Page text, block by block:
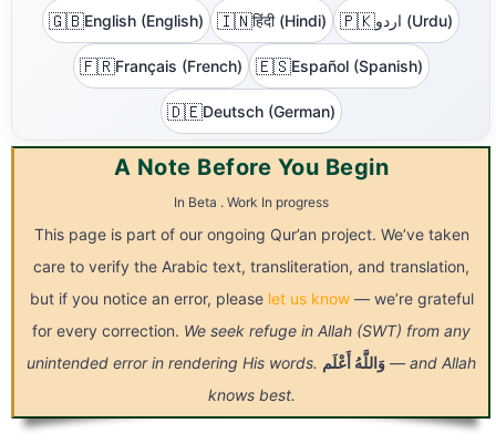
🇬🇧English (English) 🇮🇳हिंदी (Hindi) 🇵🇰 اردو (Urdu)
🇫🇷Français (French) 🇪🇸Español (Spanish)
🇩🇪Deutsch (German)
A Note Before You Begin
In Beta . Work In progress
This page is part of our ongoing Qur’an project. We’ve taken
care to verify the Arabic text, transliteration, and translation,
but if you notice an error, please let us know— we’re grateful
for every correction. We seek refuge in Allah (SWT) from any
unintended error in rendering His words.
وَاللَّهُ أَعْلَم
— and Allah
knows best.